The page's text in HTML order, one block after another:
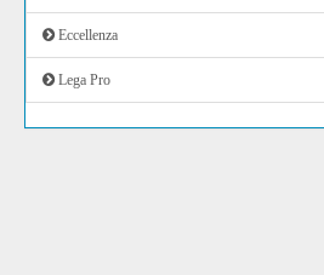
Eccellenza
Lega Pro